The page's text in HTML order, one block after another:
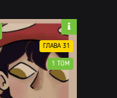
ГЛАВА 31
1 ТОМ